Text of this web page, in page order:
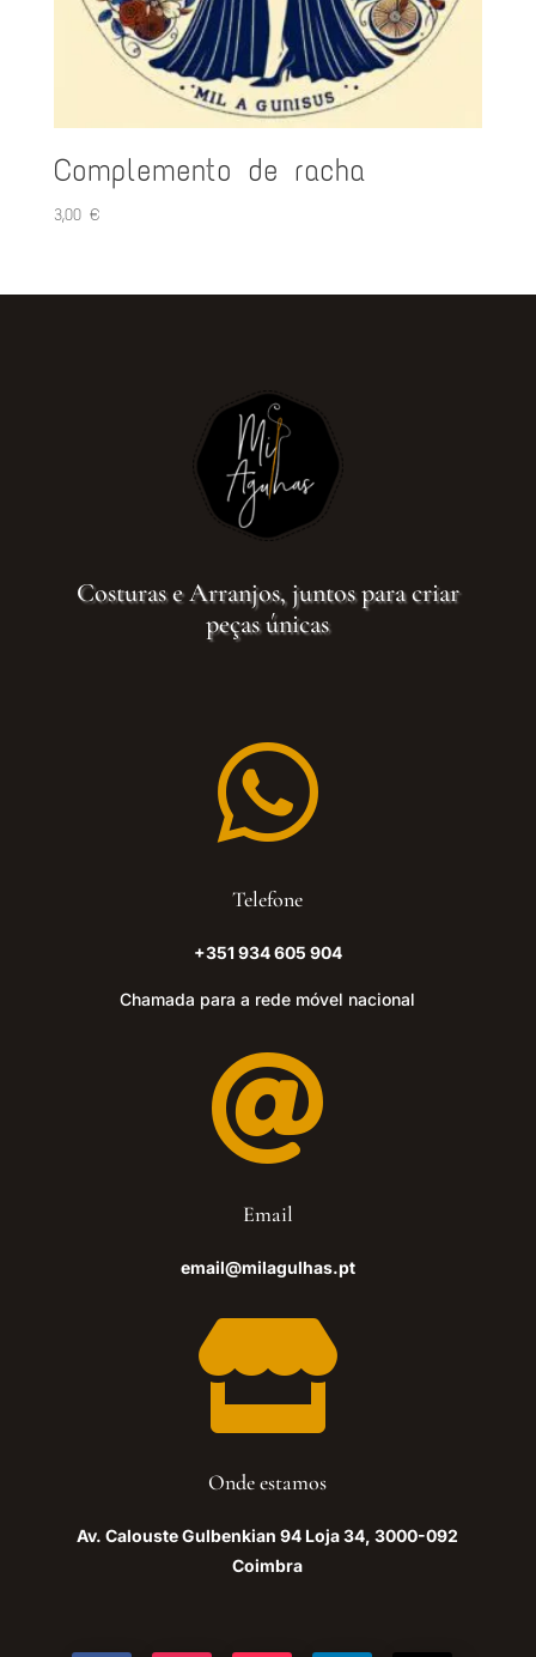
Complemento de racha
3,00 €
Costuras e Arranjos, juntos para criar
peças únicas

Telefone
+351 934 605 904
Chamada para a rede móvel nacional

Email
email@milagulhas.pt

Onde estamos
Av. Calouste Gulbenkian 94 Loja 34, 3000-092
Coimbra